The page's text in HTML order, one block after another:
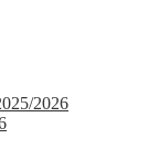
2026